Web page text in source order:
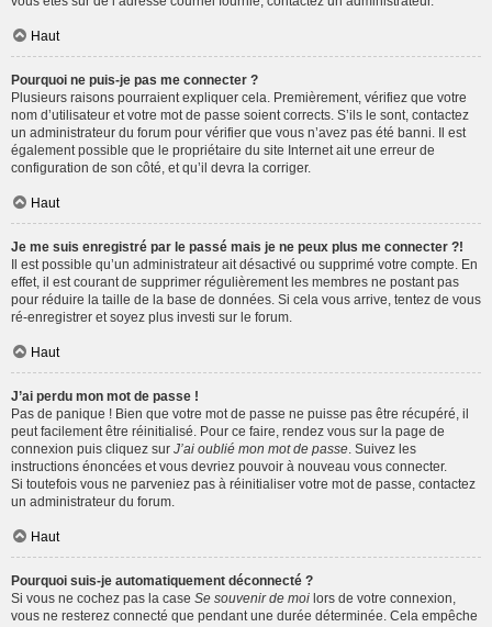
Haut
Pourquoi ne puis-je pas me connecter ?
Plusieurs raisons pourraient expliquer cela. Premièrement, vérifiez que votre
nom d’utilisateur et votre mot de passe soient corrects. S’ils le sont, contactez
un administrateur du forum pour vérifier que vous n’avez pas été banni. Il est
également possible que le propriétaire du site Internet ait une erreur de
configuration de son côté, et qu’il devra la corriger.
Haut
Je me suis enregistré par le passé mais je ne peux plus me connecter ?!
Il est possible qu’un administrateur ait désactivé ou supprimé votre compte. En
effet, il est courant de supprimer régulièrement les membres ne postant pas
pour réduire la taille de la base de données. Si cela vous arrive, tentez de vous
ré-enregistrer et soyez plus investi sur le forum.
Haut
J’ai perdu mon mot de passe !
Pas de panique ! Bien que votre mot de passe ne puisse pas être récupéré, il
peut facilement être réinitialisé. Pour ce faire, rendez vous sur la page de
connexion puis cliquez sur J’ai oublié mon mot de passe . Suivez les
instructions énoncées et vous devriez pouvoir à nouveau vous connecter.
Si toutefois vous ne parveniez pas à réinitialiser votre mot de passe, contactez
un administrateur du forum.
Haut
Pourquoi suis-je automatiquement déconnecté ?
Si vous ne cochez pas la case Se souvenir de moi lors de votre connexion,
vous ne resterez connecté que pendant une durée déterminée. Cela empêche